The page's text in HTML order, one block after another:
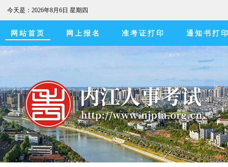
今天是： 2026年8月6日 星期四
网站首页 网上报名 准考证打印 通知书打